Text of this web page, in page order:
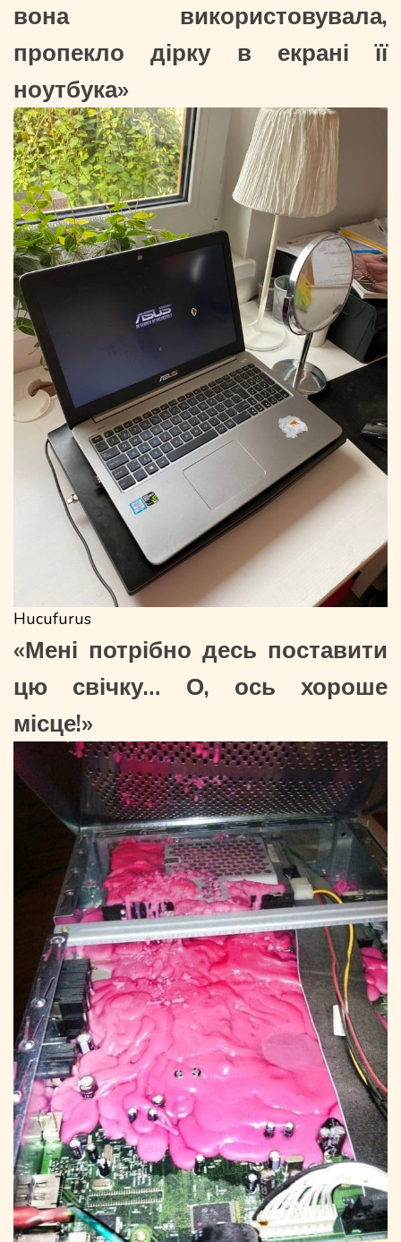
вона використовувала,
пропекло дірку в екрані її
ноутбука»
Hucufurus
«Мені потрібно десь поставити
цю свічку… О, ось хороше
місце!»